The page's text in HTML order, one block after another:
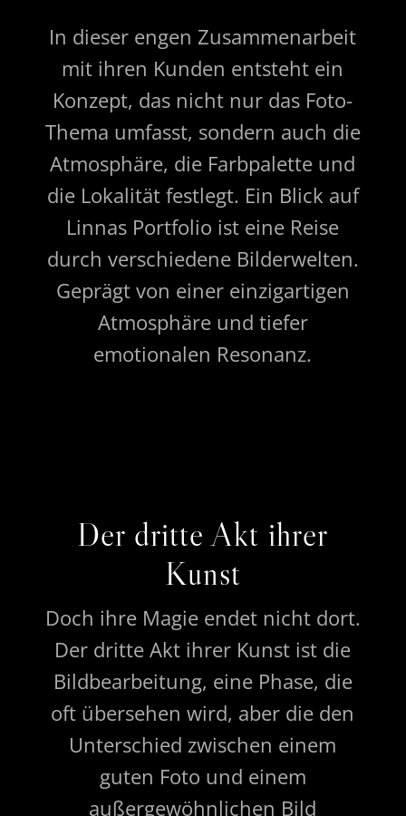
In dieser engen Zusammenarbeit
mit ihren Kunden entsteht ein
Konzept, das nicht nur das Foto-
Thema umfasst, sondern auch die
Atmosphäre, die Farbpalette und
die Lokalität festlegt. Ein Blick auf
Linnas Portfolio ist eine Reise
durch verschiedene Bilderwelten.
Geprägt von einer einzigartigen
Atmosphäre und tiefer
emotionalen Resonanz.
Der dritte Akt ihrer
Kunst
Doch ihre Magie endet nicht dort.
Der dritte Akt ihrer Kunst ist die
Bildbearbeitung, eine Phase, die
oft übersehen wird, aber die den
Unterschied zwischen einem
guten Foto und einem
außergewöhnlichen Bild